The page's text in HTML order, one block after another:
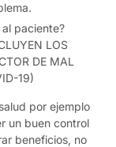
paciente?
LOS
DE MAL
19)
por ejemplo
un buen control
beneficios, no